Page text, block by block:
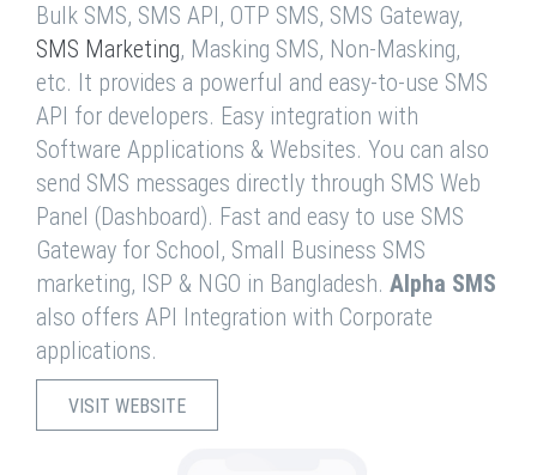
Bulk SMS, SMS API, OTP SMS, SMS Gateway,
SMS Marketing, Masking SMS, Non-Masking,
etc. It provides a powerful and easy-to-use SMS
API for developers. Easy integration with
Software Applications & Websites. You can also
send SMS messages directly through SMS Web
Panel (Dashboard). Fast and easy to use SMS
Gateway for School, Small Business SMS
marketing, ISP & NGO in Bangladesh. Alpha SMS
also offers API Integration with Corporate
applications.
VISIT WEBSITE